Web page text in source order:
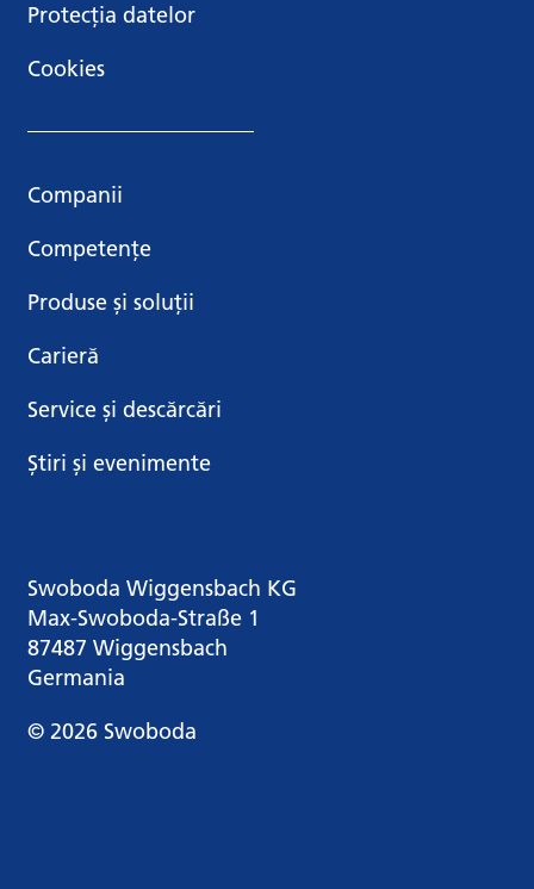
Protecția datelor
Cookies
Companii
Competențe
Produse și soluții
Carieră
Service și descărcări
Știri și evenimente
Swoboda Wiggensbach KG
Max-Swoboda-Straße 1
87487 Wiggensbach
Germania
© 2026 Swoboda